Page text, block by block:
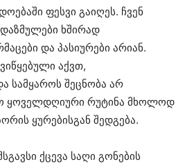
ფესვი გაიღეს. ჩვენ
ხშირად
და პასიურები არიან.
აქვთ,
სამყაროს შეცნობა არ
ყოველდღიური რუტინა მხოლოდ
ყურებისგან შედგება.
ქცევა საღი გონების